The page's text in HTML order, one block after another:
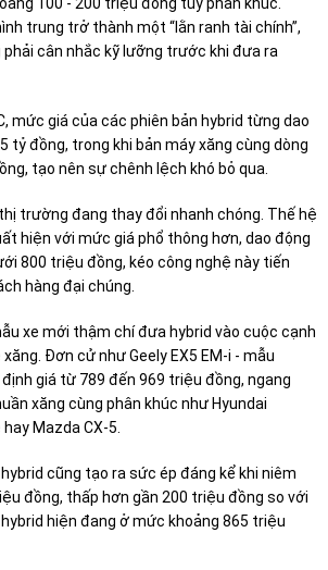
trung trở thành một “lằn ranh tài chính”,
phải cân nhắc kỹ lưỡng trước khi đưa ra
mức giá của các phiên bản hybrid từng dao
tỷ đồng, trong khi bản máy xăng cùng dòng
tạo nên sự chênh lệch khó bỏ qua.
trường đang thay đổi nhanh chóng. Thế hệ
hiện với mức giá phổ thông hơn, dao động
800 triệu đồng, kéo công nghệ này tiến
hàng đại chúng.
xe mới thậm chí đưa hybrid vào cuộc cạnh
Đơn cử như Geely EX5 EM-i - mẫu
giá từ 789 đến 969 triệu đồng, ngang
xăng cùng phân khúc như Hyundai
Mazda CX-5.
cũng tạo ra sức ép đáng kể khi niêm
đồng, thấp hơn gần 200 triệu đồng so với
hiện đang ở mức khoảng 865 triệu